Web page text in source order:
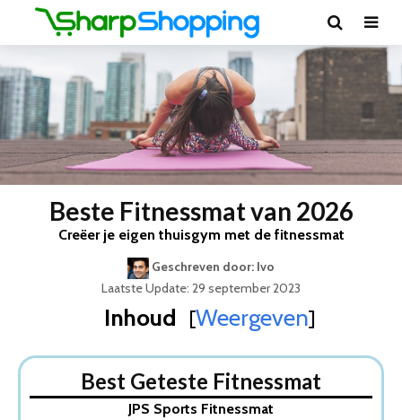
Beste Fitnessmat van 2026
Creëer je eigen thuisgym met de fitnessmat
Geschreven door: Ivo
Laatste Update: 29 september 2023
Inhoud [Weergeven]
1. JPS Sports Fitnessmat
2. Fitnessmat Inclusief draagtas
Best Geteste Fitnessmat
JPS Sports Fitnessmat